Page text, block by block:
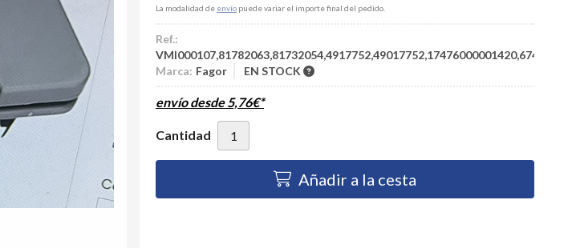
La modalidad de envío puede variar el importe final del pedido.
Ref.:
Marca: Fagor EN STOCK
envío desde 5,76€*
Cantidad
Añadir a la cesta